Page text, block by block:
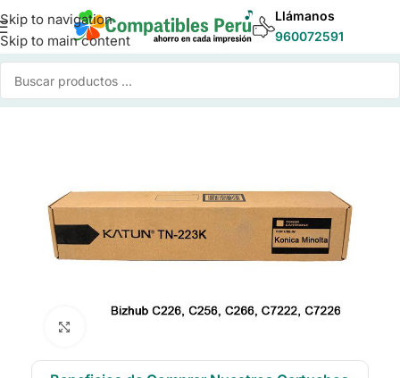
Skip to navigation
Skip to main content
Llámanos
960072591
/Toner para Impresoras/Toner Compatible Konica Minolta